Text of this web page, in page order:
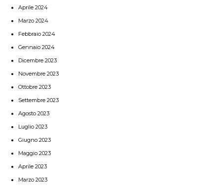
Aprile 2024
Marzo 2024
Febbraio 2024
Gennaio 2024
Dicembre 2023
Novembre 2023
Ottobre 2023
Settembre 2023
Agosto 2023
Luglio 2023
Giugno 2023
Maggio 2023
Aprile 2023
Marzo 2023